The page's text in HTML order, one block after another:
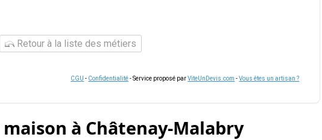
Retour à la liste des métiers
CGU - Confidentialité- Service proposé parViteUnDevis.com -Vous êtes un artisan ?
à Châtenay-Malabry